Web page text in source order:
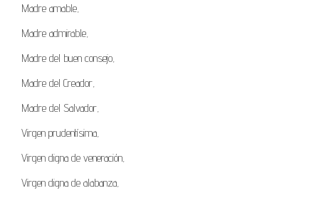
Madre amable,
Madre admirable,
Madre del buen consejo,
Madre del Creador,
Madre del Salvador,
Virgen prudentísima,
Virgen digna de veneración,
Virgen digna de alabanza,